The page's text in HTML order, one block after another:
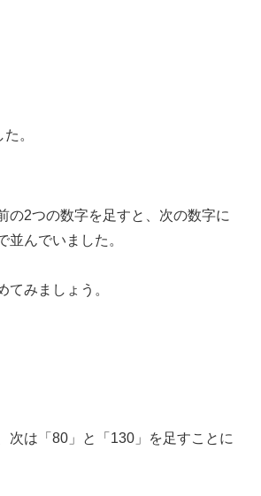
。
の2つの数字を足すと、次の数字に
並んでいました。
てみましょう。
次は「80」と「130」を足すことに